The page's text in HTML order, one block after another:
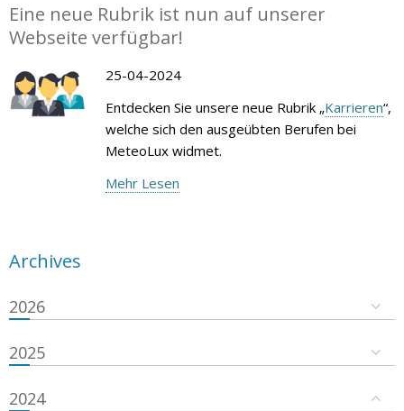
Eine neue Rubrik ist nun auf unserer
Webseite verfügbar!
25-04-2024
Entdecken Sie unsere neue Rubrik „Karrieren“,
welche sich den ausgeübten Berufen bei
MeteoLux widmet.
Mehr Lesen
Archives
2026
2025
2024